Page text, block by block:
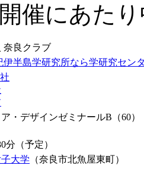
開催にあた
奈良クラブ
伊半島学研究所なら学研究セン
・デザインゼミナールB（60
分（予定）
大学 （奈良市北魚屋東町）